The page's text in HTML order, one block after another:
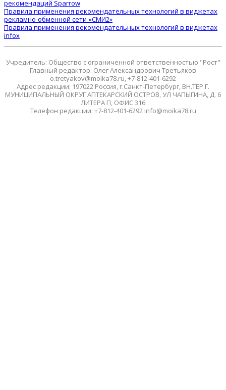
рекомендаций Sparrow
Правила применения рекомендательных технологий в виджетах
рекламно-обменной сети «СМИ2»
Правила применения рекомендательных технологий в виджетах
infox
Учредитель: Общество с ограниченной ответственностью "Рост"
Главный редактор: Олег Александрович Третьяков
o.tretyakov@moika78.ru, +7-812-401-6292
Адрес редакции: 197022 Россия, г.Санкт-Петербург, ВН.ТЕР.Г.
МУНИЦИПАЛЬНЫЙ ОКРУГ АПТЕКАРСКИЙ ОСТРОВ, УЛ ЧАПЫГИНА, Д. 6
ЛИТЕРА П, ОФИС 316
Телефон редакции: +7-812-401-6292 info@moika78.ru